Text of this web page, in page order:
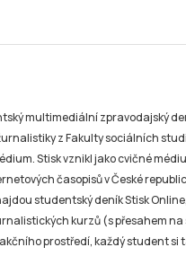
multimediální zpravodajský
z Fakulty sociálních
Stisk vznikl jako cvičné
časopisů v České
studentský deník Stisk
kurzů (s přesahem
prostředí, každý student si